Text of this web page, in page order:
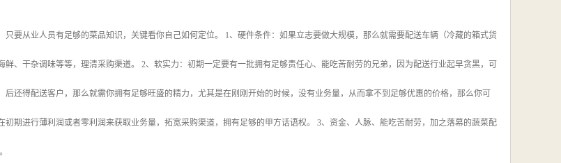
只要从业人员有足够的菜品知识，关键看你自己如何定位。 1、硬件条件：如果立志要做大规模，那么就需要配送车辆（冷藏的箱式货
、干杂调味等等，理清采购渠道。 2、软实力：初期一定要有一批拥有足够责任心、能吃苦耐劳的兄弟，因为配送行业起早贪黑，可
后还得配送客户，那么就需你拥有足够旺盛的精力，尤其是在刚刚开始的时候，没有业务量，从而拿不到足够优惠的价格，那么你可
初期进行薄利润或者零利润来获取业务量，拓宽采购渠道，拥有足够的甲方话语权。 3、资金、人脉、能吃苦耐劳，加之落幕的蔬菜配